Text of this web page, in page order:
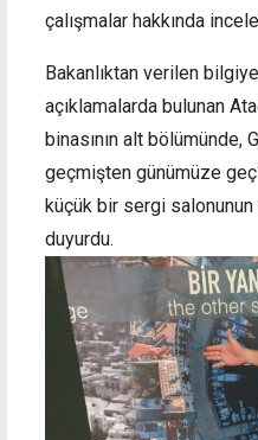
çalışmalar hakkında
Bakanlıktan verilen
açıklamalarda bulunan
binasının alt bölümünde,
geçmişten günümüze
küçük bir sergi
duyurdu.